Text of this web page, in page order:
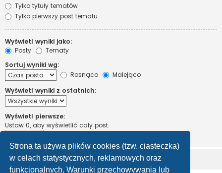
Strona ta używa plików cookies (tzw. ciasteczka)
w celach statystycznych, reklamowych oraz
funkcjonalnych. Warunki przechowywania lub
Tylko tytuły tematów
Tylko pierwszy post tematu
Wyświetl wyniki jako:
Posty
Tematy
Sortuj wyniki wg:
Rosnąco
Malejąco
Wyświetl wyniki z ostatnich:
Wyświetl pierwsze:
Ustaw 0, aby wyświetlić cały post.